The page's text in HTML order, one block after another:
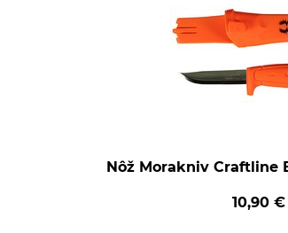
Nôž Morakniv Craftline
10,90 €